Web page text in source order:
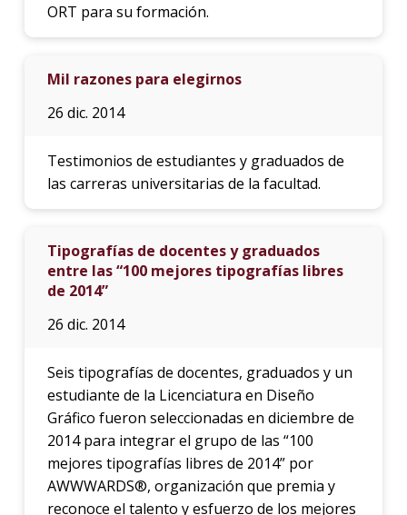
ORT para su formación.
Mil razones para elegirnos
26 dic. 2014
Testimonios de estudiantes y graduados de
las carreras universitarias de la facultad.
Tipografías de docentes y graduados
entre las “100 mejores tipografías libres
de 2014”
26 dic. 2014
Seis tipografías de docentes, graduados y un
estudiante de la Licenciatura en Diseño
Gráfico fueron seleccionadas en diciembre de
2014 para integrar el grupo de las “100
mejores tipografías libres de 2014” por
AWWWARDS®, organización que premia y
reconoce el talento y esfuerzo de los mejores